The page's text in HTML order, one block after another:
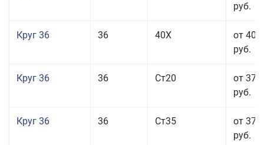
руб.
Круг 36 36 40Х
от 40
руб.
Круг 36 36 Ст20
от 37
руб.
Круг 36 36 Ст35
от 37
руб.